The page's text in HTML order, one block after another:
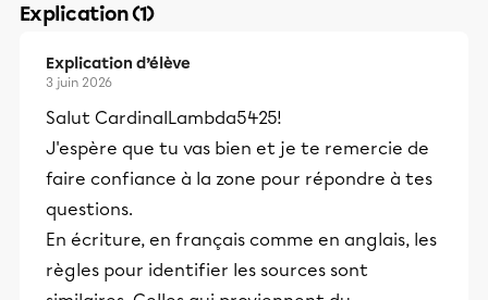
Explication (1)
Explication d’élève
3 juin 2026
Salut CardinalLambda5425!
J'espère que tu vas bien et je te remercie de
faire confiance à la zone pour répondre à tes
questions.
En écriture, en français comme en anglais, les
règles pour identifier les sources sont